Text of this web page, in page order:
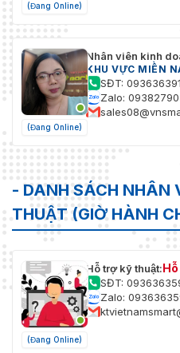
(Đang Online)
(Đang Online)
Nhân viên kinh
KHU VỰC MIỀN
SĐT:
Zalo:
- DANH SÁCH NHÂN
THUẬT (GIỜ HÀNH
(Đang Online)
Hỗ trợ kỹ thuật:
SĐT:
Zalo: